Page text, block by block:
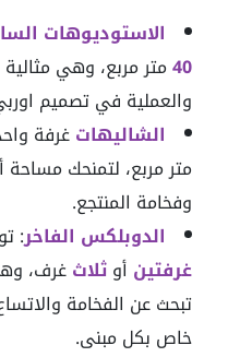
الاستوديوهات
40متر مربع، وهي
والعملية في تصميم
الشاليهاتغرفة
متر مربع، لتمنحك مساحة
وفخامة المنتجع.
الدوبلكس الفاخر:
غرفتين أوثلاثغرف،
تبحث عن الفخامة
خاص بكل مبنى.